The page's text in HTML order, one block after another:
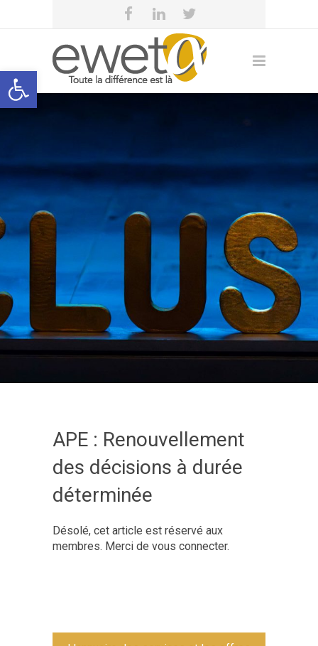
Open toolbar
eweta
APE : Renouvellement
des décisions à durée
déterminée
Désolé, cet article est réservé aux
membres. Merci de vous connecter.